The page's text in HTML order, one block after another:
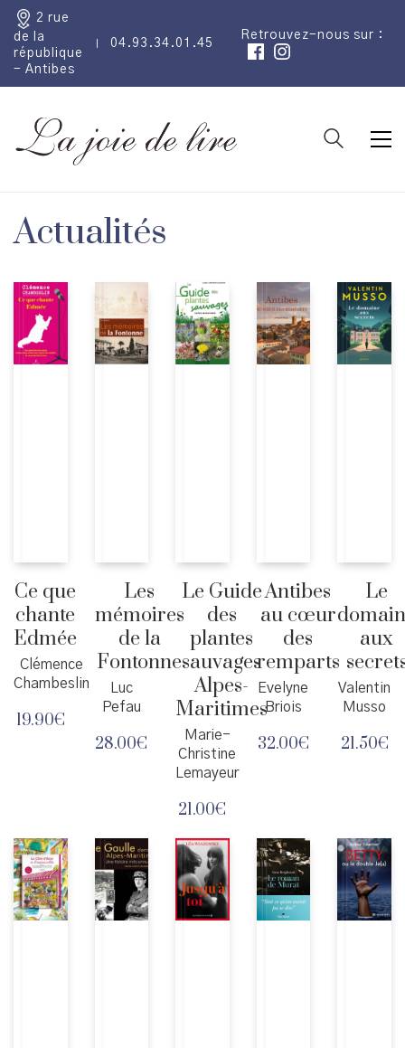
2 rue
de la
république
- Antibes
04.93.34.01.45
Retrouvez-nous sur :
Actualités
Ce que
chante
Edmée
Clémence
Chambeslin
19.90€
Les
mémoires
de la
Fontonne
Luc
Pefau
28.00€
Le Guide
des
plantes
sauvages
Alpes-
Maritimes
Marie-
Christine
Lemayeur
21.00€
Antibes
au cœur
des
remparts
Evelyne
Briois
32.00€
Le
aux
Valentin
Musso
21.50€